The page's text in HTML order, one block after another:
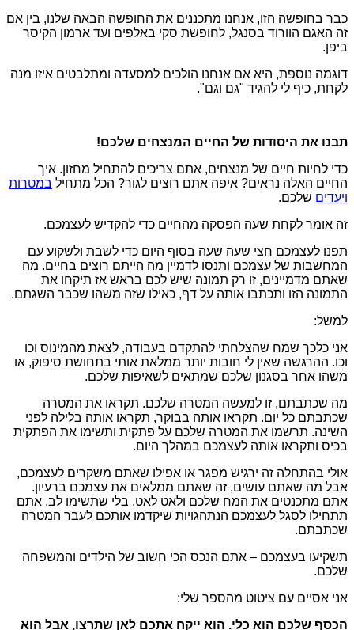
כבר בחופשה הזו, אנחנו מתכננים את החופשה הבאה שלנו, בין אם
זה האגם הוורוד בסנגל, לחופשת סקי באלפים ועד ארמון הקיסר
ביפן.
דוגמה נוספת, היא אם אנחנו הולכים למסעדה ומתלבטים איזו מנה
לקחת, כיף לי להגיד "גם וגם".
תבנו את היסודות של החיים המנצחים שלכם!
כדי לחיות חיים של מנצחים, אתם צריכים להתחיל מחזון. איך
החיים האלה נראים? איפה אתם רוצים לגור? הכל מתחיל במטרות
ויעדים שלכם.
זה אומר לקחת שעה הפסקה מהחיים כדי להקדיש לעצמכם.
תפנו לעצמכם חצי שעה שעה בסוף היום כדי לשבת ולשקוע עם
המחשבות של עצמכם ותנסו לדמיין מה הייתם רוצים בחיים. מה
שאתם מדמיינים, זו רק תמונה שיש לכם בראש אז תיקחו את
התמונה הזו ותכתבו אותה על דף, כאילו שזה משהו שכבר השגתם.
למשל:
אני כלכך שמח שהצלחתי להתקדם בעבודה, לצאת מהמינוס וכו
וכו. ההרגשה שאין לי חובות יותר ממלאת אותי בתחושת סיפוק, או
משהו אחר בסגנון שלכם שמתאים לשאיפות שלכם.
מה שכתבתם, זו למעשה המטרה שלכם. תקראו את המטרה
שכתבתם כל יום. תקראו אותה בבוקר, תקראו אותה בלילה לפני
השינה. תרשמו את המטרה שלכם על פתקית ותשימו את הפתקית
בכיס ותקראו אותה לעצמכם במהלך היום.
אולי בהתחלה זה ירגיש מפגר או אפילו שאתם משקרים לעצמכם,
אבל מה שאתם עושים, זה שאתם ממלאים את עצמכם ברעיון.
אתם מתכנטים את המח שלכם ולאט לאט, בלי שתשימו לב, אתם
תתחילו לסגל לעצמכם הנתהגויות שיקדמו אותכם לעבר המטרה
שכתבתם.
תשקיעו בעצמכם – אתם הנכס הכי חשוב של הילדים והמשפחה
שלכם.
אני אסיים עם ציטוט מהספר שלי:
הכסף שלכם הוא כלי. הוא ייקח אתכם לאן שתרצו, אבל הוא